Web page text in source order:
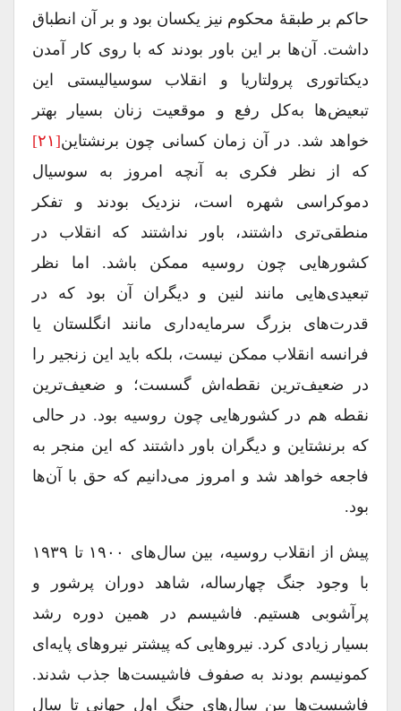
حاکم بر طبقۀ محکوم نیز یکسان بود و بر آن انطباق
داشت. آن‌ها بر این باور بودند که با روی کار آمدن
دیکتاتوری پرولتاریا و انقلاب سوسیالیستی این
تبعیض‌ها به‌کل رفع و موقعیت زنان بسیار بهتر
خواهد شد. در آن زمان کسانی چون برنشتاین[۲۱]
که از نظر فکری به آنچه امروز به سوسیال
دموکراسی شهره است، نزدیک بودند و تفکر
منطقی‌تری داشتند، باور نداشتند که انقلاب در
کشورهایی چون روسیه ممکن باشد. اما نظر
تبعیدی‌هایی مانند لنین و دیگران آن بود که در
قدرت‌های بزرگ سرمایه‌داری مانند انگلستان یا
فرانسه انقلاب ممکن نیست، بلکه باید این زنجیر را
در ضعیف‌ترین نقطه‌اش گسست؛ و ضعیف‌ترین
نقطه هم در کشورهایی چون روسیه بود. در حالی‌
که برنشتاین و دیگران باور داشتند که این منجر به
فاجعه خواهد شد و امروز می‌دانیم که حق با آن‌ها
بود.
پیش از انقلاب روسیه، بین سال‌های ۱۹۰۰ تا ۱۹۳۹
با وجود جنگ چهارساله، شاهد دوران پرشور و
پرآشوبی هستیم. فاشیسم در همین دوره رشد
بسیار زیادی کرد. نیروهایی که پیشتر نیروهای پایه‌ای
کمونیسم بودند به صفوف فاشیست‌ها جذب شدند.
فاشیست‌ها بین سال‌های جنگ اول جهانی تا سال